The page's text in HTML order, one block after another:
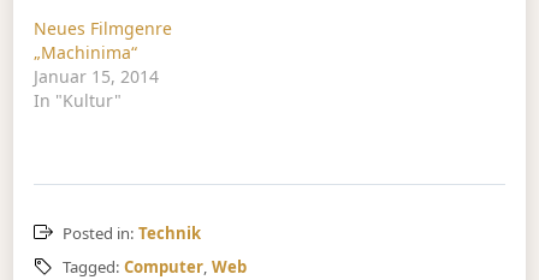
Neues Filmgenre
„Machinima“
Januar 15, 2014
In "Kultur"
Posted in: Technik
Tagged: Computer, Web